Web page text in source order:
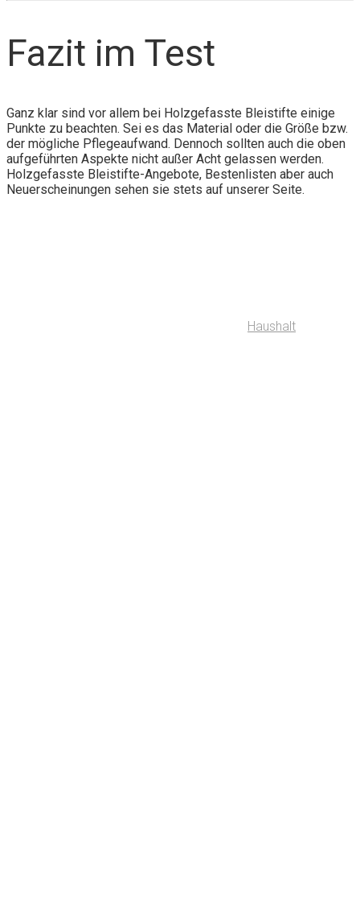
Fazit im Test
Ganz klar sind vor allem bei Holzgefasste Bleistifte einige
Punkte zu beachten. Sei es das Material oder die Größe bzw.
der mögliche Pflegeaufwand. Dennoch sollten auch die oben
aufgeführten Aspekte nicht außer Acht gelassen werden.
Holzgefasste Bleistifte-Angebote, Bestenlisten aber auch
Neuerscheinungen sehen sie stets auf unserer Seite.
Haushalt